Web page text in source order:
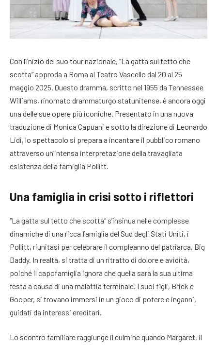
Con l’inizio del suo tour nazionale, “La gatta sul tetto che
scotta” approda a Roma al Teatro Vascello dal 20 al 25
maggio 2025. Questo dramma, scritto nel 1955 da Tennessee
Williams, rinomato drammaturgo statunitense, è ancora oggi
una delle sue opere più iconiche. Presentato in una nuova
traduzione di Monica Capuani e sotto la direzione di Leonardo
Lidi, lo spettacolo si prepara a incantare il pubblico romano
attraverso un’intensa interpretazione della travagliata
esistenza della famiglia Pollitt.
Una famiglia in crisi sotto i riflettori
“La gatta sul tetto che scotta” s’insinua nelle complesse
dinamiche di una ricca famiglia del Sud degli Stati Uniti, i
Pollitt, riunitasi per celebrare il compleanno del patriarca, Big
Daddy. In realtà, si tratta di un ritratto di dolore e avidità,
poiché il capofamiglia ignora che quella sarà la sua ultima
festa a causa di una malattia terminale. I suoi figli, Brick e
Gooper, si trovano immersi in un gioco di potere e inganni,
guidati da interessi ereditari.
Lo scontro familiare raggiunge il culmine quando Margaret, il